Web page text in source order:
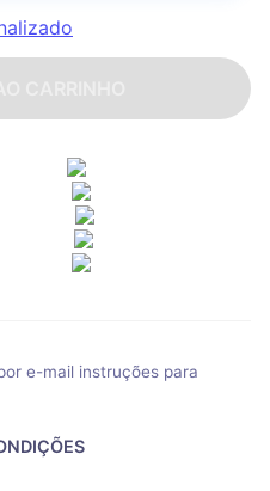
e-mail instruções para